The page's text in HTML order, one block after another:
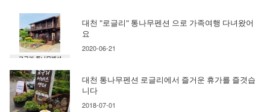
대천 "로글리" 통나무펜션 으로 가족여행 다녀왔어
요
2020-06-21
대천 통나무펜션 로글리에서 즐거운 휴가를 즐겻습
니다
2018-07-01